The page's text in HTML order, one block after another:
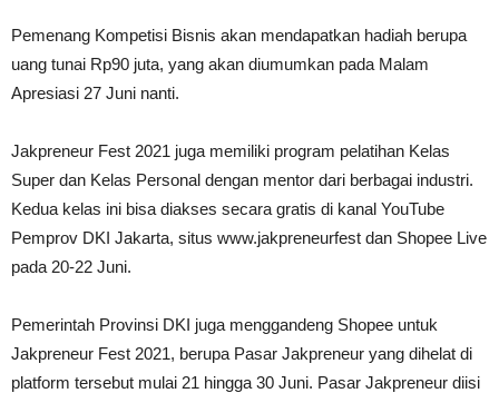
Pemenang Kompetisi Bisnis akan mendapatkan hadiah berupa
uang tunai Rp90 juta, yang akan diumumkan pada Malam
Apresiasi 27 Juni nanti.
Jakpreneur Fest 2021 juga memiliki program pelatihan Kelas
Super dan Kelas Personal dengan mentor dari berbagai industri.
Kedua kelas ini bisa diakses secara gratis di kanal YouTube
Pemprov DKI Jakarta, situs www.jakpreneurfest dan Shopee Live
pada 20-22 Juni.
Pemerintah Provinsi DKI juga menggandeng Shopee untuk
Jakpreneur Fest 2021, berupa Pasar Jakpreneur yang dihelat di
platform tersebut mulai 21 hingga 30 Juni. Pasar Jakpreneur diisi